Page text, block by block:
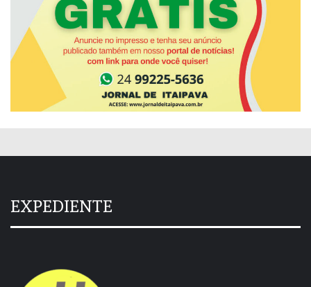
EXPEDIENTE